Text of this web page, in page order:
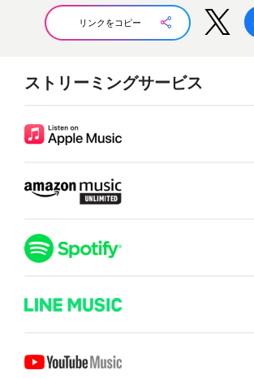
リンクをコピー
ストリーミングサービス